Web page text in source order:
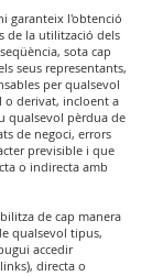
garanteix l'obtenció
de la utilització dels
sota cap
seus representants,
per qualsevol
o derivat, incloent a
qualsevol pèrdua de
de negoci, errors
previsible i que
o indirecta amb
de cap manera
qualsevol tipus,
accedir
directa o